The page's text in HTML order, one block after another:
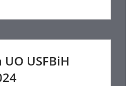
USFBiH